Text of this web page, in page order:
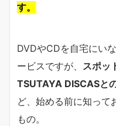
す。
DVDやCDを自宅にい
ービスですが、 スポッ
TSUTAYA DISCASと
ど、始める前に知って
もの。